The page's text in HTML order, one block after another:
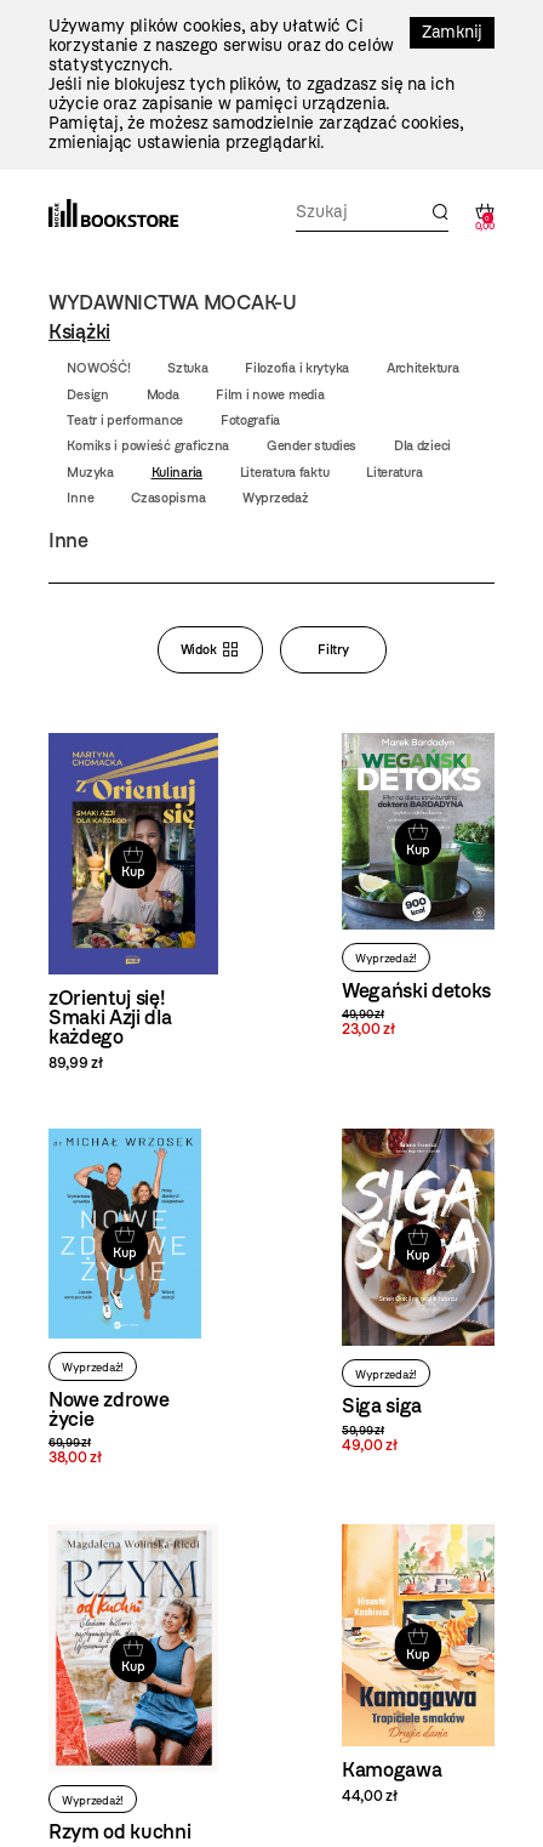
Zamknij
Używamy plików cookies, aby ułatwić Ci
korzystanie z naszego serwisu oraz do celów
statystycznych.
Jeśli nie blokujesz tych plików, to zgadzasz się na ich
użycie oraz zapisanie w pamięci urządzenia.
Pamiętaj, że możesz samodzielnie zarządzać cookies,
zmieniając ustawienia przeglądarki.
0
0,00
WYDAWNICTWA MOCAK-U
Książki
NOWOŚĆ! Sztuka Filozofia i krytyka
Architektura
Design
Moda
Film i nowe media
Teatr i performance
Fotografia
Komiks i powieść graficzna
Gender studies
Dla dzieci
Muzyka
Kulinaria Literatura faktu
Literatura
Inne
Czasopisma Wyprzedaż
Inne
Bookstore
Zmiana
i filtrowanie
produktów
Widok Filtry
Kup
zOrientuj się!
Smaki Azji dla
każdego
89,99 zł
Kup
Wyprzedaż!
Wegański detoks
49,90 zł
23,00 zł
Kup
Wyprzedaż!
Nowe zdrowe
życie
69,99 zł
38,00 zł
Kup
Wyprzedaż!
Siga siga
59,99 zł
49,00 zł
Kup
Wyprzedaż!
Rzym od kuchni
Kup
Kamogawa
44,00 zł